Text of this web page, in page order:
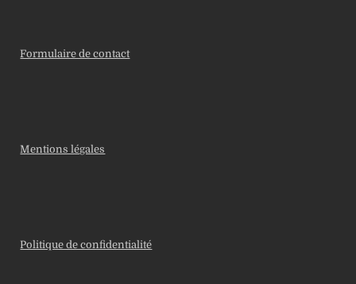
Formulaire de contact
Mentions légales
Politique de confidentialité